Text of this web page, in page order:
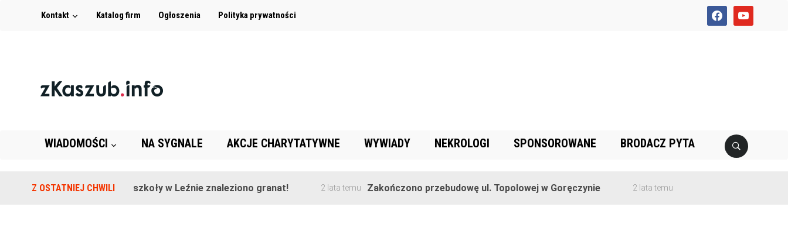
facebookyoutube
Kontakt Katalog firm Ogłoszenia Polityka prywatności
WIADOMOŚCI NA SYGNALE AKCJE CHARYTATYWNE WYWIADY NEKROLOGI SPONSOROWANE BRODACZ PYTA
Z OSTATNIEJ CHWILI
Na terenie szkoły w Leźnie znaleziono granat! 2 lata temu Zakończono przebudowę ul. Topolowej w Goręczynie 2 lata temu